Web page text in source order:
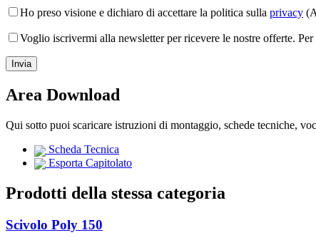
Ho preso visione e dichiaro di accettare la politica sulla privacy
Voglio iscrivermi alla newsletter per ricevere le nostre offerte. Per
Area Download
Qui sotto puoi scaricare istruzioni di montaggio, schede tecniche,
Scheda Tecnica
Esporta Capitolato
Prodotti della stessa categoria
Scivolo Poly 150